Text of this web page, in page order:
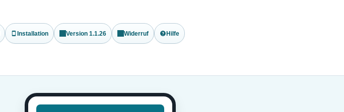
Installation Version 1.1.26 Widerruf Hilfe